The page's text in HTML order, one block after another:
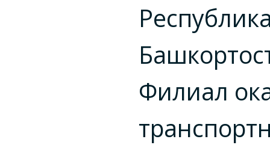
Филиал